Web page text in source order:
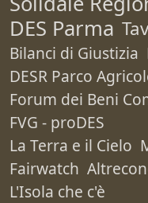
DES Parma
Bilanci di Giustizia
DESR Parco
Forum dei Beni
FVG - proDES
La Terra e il Cielo
Fairwatch
L'Isola che c'è